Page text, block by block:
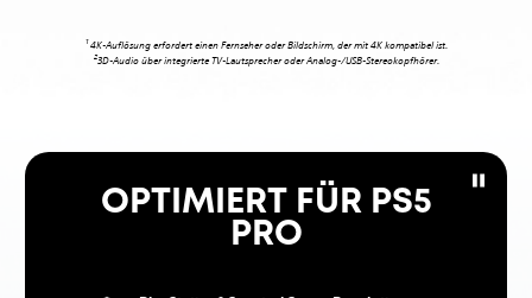
14K-Auflösung erfordert einen Fernseher oder Bildschirm, der mit 4K kompatibel ist.
23D-Audio über integrierte TV-Lautsprecher oder Analog-/USB-Stereokopfhörer.
OPTIMIERT FÜR PS5
PRO